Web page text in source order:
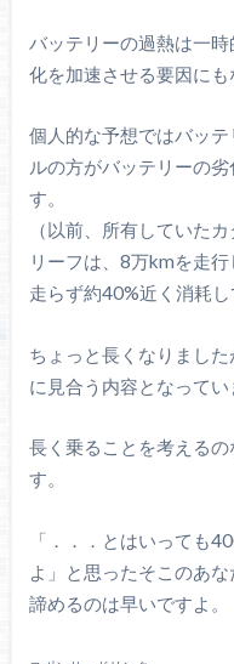
バッテリーの過熱は一
化を加速させる要因にも
個人的な予想ではバッ
ルの方がバッテリーの
す。
（以前、所有していた
リーフは、8万kmを走
走らず約40%近く消耗し
ちょっと長くなりまし
に見合う内容となってい
長く乗ることを考える
す。
「．．．とはいっても
よ」と思ったそこのあな
諦めるのは早いですよ。